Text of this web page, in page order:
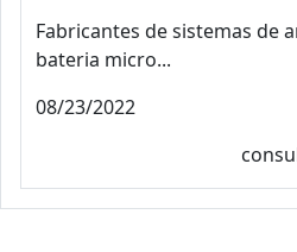
Fabricantes de sistemas de
bateria micro...
08/23/2022